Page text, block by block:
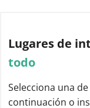
Lugares de
todo
Selecciona una
continuación o